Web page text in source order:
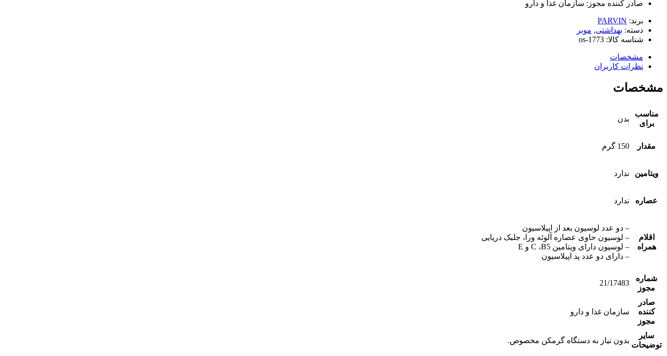
صادر کننده مجوز: سازمان غذا و دارو
برند: PARVIN
دسته: بهداشتی, موبر
شناسه کالا: os-1773
مشخصات
نظرات کاربران
مشخصات
مناسب
برای
بدن
مقدار 150 گرم
ویتامین ندارد
عصاره ندارد
اقلام
همراه
– دو عدد لوسیون بعد از اپیلاسیون
– لوسیون حاوی عصاره آلوئه ورا، جلبک دریایی
– لوسیون دارای ویتامین C ،B5 و E
– دارای دو عدد پد اپیلاسیون
شماره
مجوز
21/17483
صادر
کننده
مجوز
سازمان غذا و دارو
سایر
توضیحات
بدون نیاز به دستگاه گرمکن مخصوص.